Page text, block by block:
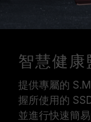
智慧健康
提供專屬的
握所使用的
並進行快速簡